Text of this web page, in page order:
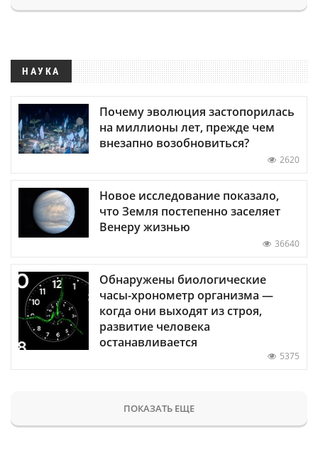
НАУКА
Почему эволюция застопорилась
на миллионы лет, прежде чем
внезапно возобновиться?
2620
Новое исследование показало,
что Земля постепенно заселяет
Венеру жизнью
36640
Обнаружены биологические
часы-хронометр организма —
когда они выходят из строя,
развитие человека
останавливается
5375
ПОКАЗАТЬ ЕЩЕ